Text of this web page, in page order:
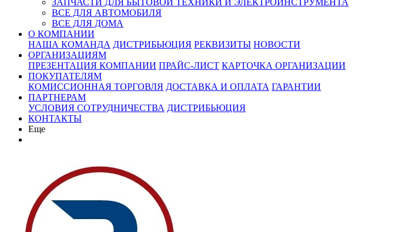
ЗАПЧАСТИ ДЛЯ БЫТОВОЙ ТЕХНИКИ И ЭЛЕКТРОИНСТРУМЕНТА
ВСЕ ДЛЯ АВТОМОБИЛЯ
ВСЕ ДЛЯ ДОМА
О КОМПАНИИ
НАША КОМАНДА ДИСТРИБЬЮЦИЯ РЕКВИЗИТЫ НОВОСТИ
ОРГАНИЗАЦИЯМ
ПРЕЗЕНТАЦИЯ КОМПАНИИ ПРАЙС-ЛИСТ КАРТОЧКА ОРГАНИЗАЦИИ
ПОКУПАТЕЛЯМ
КОМИССИОННАЯ ТОРГОВЛЯ ДОСТАВКА И ОПЛАТА ГАРАНТИИ
ПАРТНЕРАМ
УСЛОВИЯ СОТРУДНИЧЕСТВА ДИСТРИБЬЮЦИЯ
КОНТАКТЫ
Еще